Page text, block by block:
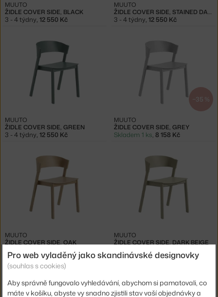
ŽIDLE COVER SIDE, BLACK
MUUTO
3 - 4 týdny, 12 550 Kč
ŽIDLE COVER SIDE, STAINED DARK BROWN
MUUTO
3 - 4 týdny, 12 550 Kč
ŽIDLE COVER SIDE, GREEN
MUUTO
3 - 4 týdny, 12 550 Kč
−35 %
ŽIDLE COVER SIDE, GREY
MUUTO
Skladem 1 ks, 8 158 Kč
ŽIDLE COVER SIDE, OAK
MUUTO
3 - 4 týdny 12 550 Kč
ŽIDLE COVER SIDE, DARK BEIGE
MUUTO
3 - 4 týdny 12 550 Kč
Pro web vyladěný jako skandinávské designovky
(souhlas s cookies)
Aby správně fungovalo vyhledávání, abychom si pamatovali, co
máte v košíku, abyste vy snadno zjistili stav vaší objednávky a